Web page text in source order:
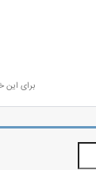
برای